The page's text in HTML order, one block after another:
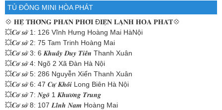
TỦ ĐÔNG MINI HÒA PHÁT
💠 𝐇𝐄̣̂ 𝐓𝐇𝐎̂́𝐍𝐆 𝐏𝐇𝐀̂𝐍 𝐏𝐇𝐎̂́𝐈 Đ𝐈𝐄̣̂𝐍 𝐋𝐀̣𝐍𝐇 𝐇𝐎̀𝐀 𝐏𝐇𝐀́𝐓💠
💥𝑪𝒐̛ 𝒔𝒐̛̉ 1: 126 Vĩnh Hưng Hoàng Mai HàNội
💥𝑪𝒐̛ 𝒔𝒐̛̉ 2: 75 Tam Trinh Hoàng Mai
💥𝑪𝒐̛ 𝒔𝒐̛̉ 3: 6 𝑲𝒉𝒖𝒂̂́𝒚 𝑫𝒖𝒚 𝑻𝒊𝒆̂́𝒏 Thanh Xuân
💥𝑪𝒐̛ 𝒔𝒐̛̉ 4: Ngõ 2 Xã Đàn Hà Nội
💥𝑪𝒐̛ 𝒔𝒐̛̉ 5: 286 Nguyễn Xiển Thanh Xuân
💥𝑪𝒐̛ 𝒔𝒐̛̉ 6: 47 𝑪𝒖̛̣ 𝑲𝒉𝒐̂́𝒊 Long Biên Hà Nội
💥𝑪𝒐̛ 𝒔𝒐̛̉ 7: 𝑵𝒈𝒐̃ 1 𝑲𝒉𝒖̛𝒐̛𝒏𝒈 𝑻𝒓𝒖𝒏𝒈
💥𝑪𝒐̛ 𝒔𝒐̛̉ 8: 107 𝑳𝒊̃𝒏𝒉 𝑵𝒂𝒎 Hoàng Mai